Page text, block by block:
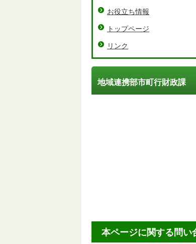
お役立ち情報
トップページ
リンク
地域連携部市町行財政課
本ページに関する問い